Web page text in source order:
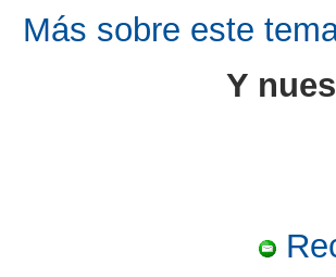
Más sobre este
Y